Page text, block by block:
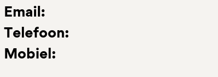
Email:
Telefoon:
Mobiel: